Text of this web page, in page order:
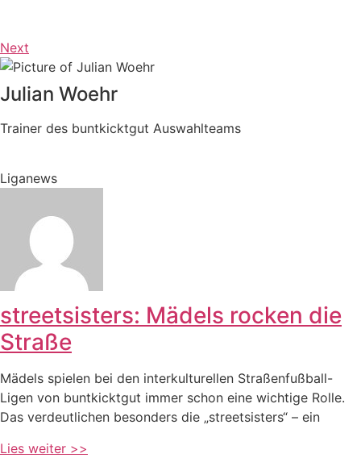
Next
Julian Woehr
Trainer des buntkicktgut Auswahlteams
Liganews
streetsisters: Mädels rocken die
Straße
Mädels spielen bei den interkulturellen Straßenfußball-
Ligen von buntkicktgut immer schon eine wichtige Rolle.
Das verdeutlichen besonders die „streetsisters“ – ein
Lies weiter >>